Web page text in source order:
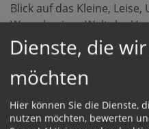
Blick auf das Kleine,
Wurzeln einer Welt der
Wir sind als Menschen
diejenigen, die wir sind,
voneinander abhängig.
vorherrschende Kultur
Dienste, die
möchten
Hier können Sie die Dienste,
nutzen möchten, bewerten